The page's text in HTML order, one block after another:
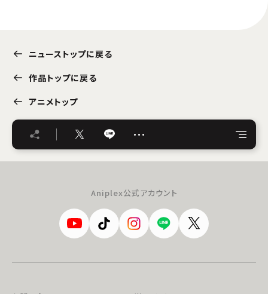
ニューストップに戻る
作品トップに戻る
アニメトップ
…
Aniplex公式アカウント